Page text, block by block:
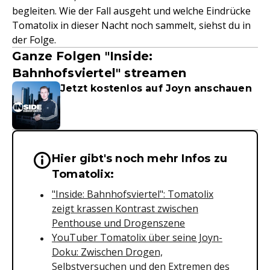
begleiten. Wie der Fall ausgeht und welche Eindrücke
Tomatolix in dieser Nacht noch sammelt, siehst du in
der Folge.
Ganze Folgen "Inside:
Bahnhofsviertel" streamen
Jetzt kostenlos auf Joyn anschauen
Wichtige Hinweise &
Hier gibt's noch mehr Infos zu
Tomatolix:
"Inside: Bahnhofsviertel": Tomatolix
zeigt krassen Kontrast zwischen
Penthouse und Drogenszene
YouTuber Tomatolix über seine Joyn-
Doku: Zwischen Drogen,
Selbstversuchen und den Extremen des